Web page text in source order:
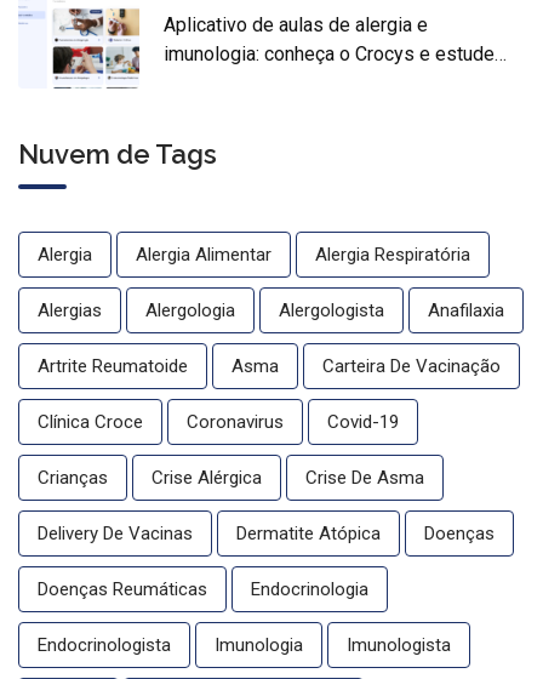
Aplicativo de aulas de alergia e
imunologia: conheça o Crocys e estude
Nuvem de Tags
Alergia Alergia Alimentar Alergia Respiratória
Alergias Alergologia Alergologista Anafilaxia
Artrite Reumatoide Asma Carteira De Vacinação
Clínica Croce Coronavirus Covid-19
Crianças Crise Alérgica Crise De Asma
Delivery De Vacinas Dermatite Atópica Doenças
Doenças Reumáticas Endocrinologia
Endocrinologista Imunologia Imunologista